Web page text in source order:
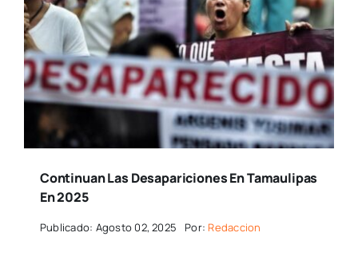
Continuan Las Desapariciones En Tamaulipas
En 2025
Publicado: Agosto 02, 2025 Por: Redaccion